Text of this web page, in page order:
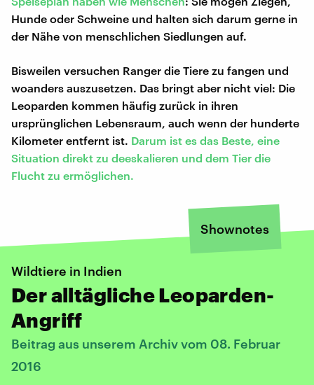
Hunde oder Schweine und halten sich darum gerne in
der Nähe von menschlichen Siedlungen auf.
Bisweilen versuchen Ranger die Tiere zu fangen und
woanders auszusetzen. Das bringt aber nicht viel: Die
Leoparden kommen häufig zurück in ihren
ursprünglichen Lebensraum, auch wenn der hunderte
Kilometer entfernt ist. Darum ist es das Beste, eine
Situation direkt zu deeskalieren und dem Tier die
Flucht zu ermöglichen.
Shownotes
Wildtiere in Indien
Der alltägliche Leoparden-
Angriff
Beitrag aus unserem Archiv vom 08. Februar
2016